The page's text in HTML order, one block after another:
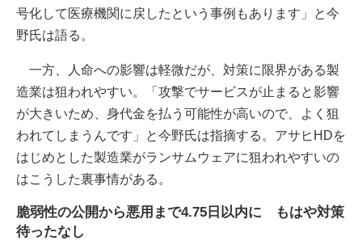
号化して医療機関に戻したという事例もあります」と今
野氏は語る。
一方、人命への影響は軽微だが、対策に限界がある製
造業は狙われやすい。「攻撃でサービスが止まると影響
が大きいため、身代金を払う可能性が高いので、よく狙
われてしまうんです」と今野氏は指摘する。アサヒHDを
はじめとした製造業がランサムウェアに狙われやすいの
はこうした裏事情がある。
脆弱性の公開から悪用まで4.75日以内に もはや対策
待ったなし